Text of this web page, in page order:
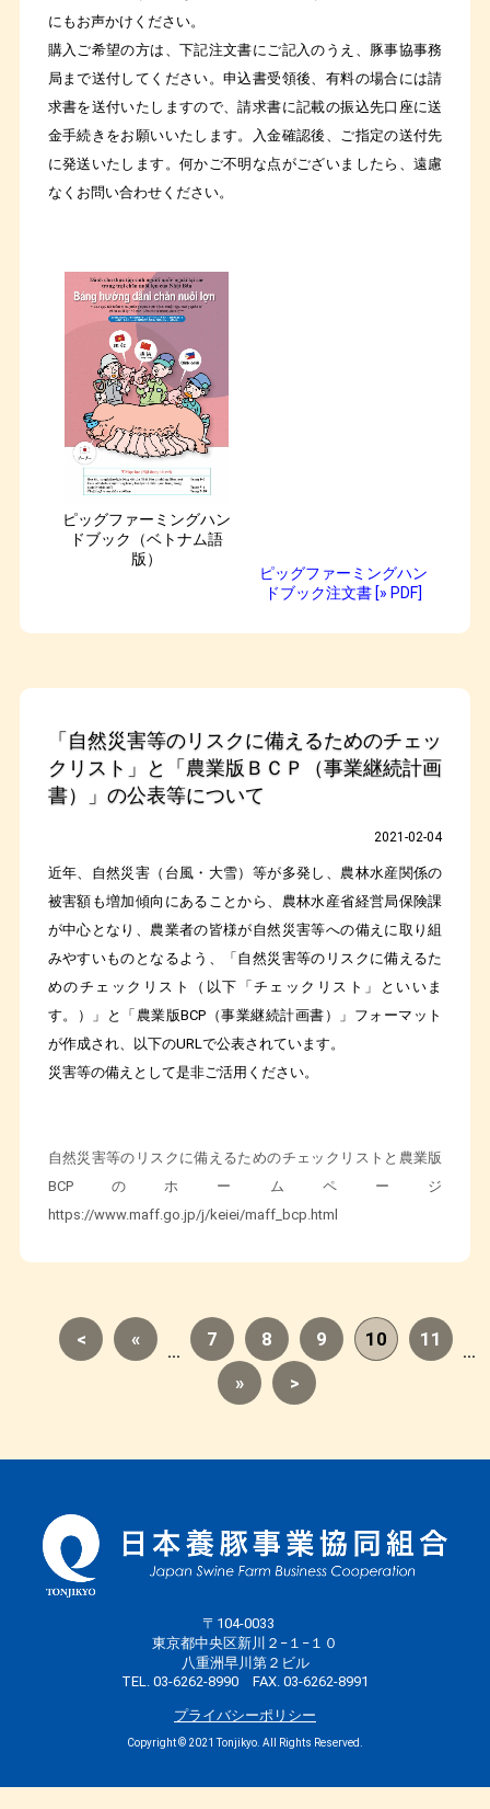
にもお声かけください。
購入ご希望の方は、下記注文書にご記入のうえ、豚事協事務
局まで送付してください。申込書受領後、有料の場合には請
求書を送付いたしますので、請求書に記載の振込先口座に送
金手続きをお願いいたします。入金確認後、ご指定の送付先
に発送いたします。何かご不明な点がございましたら、遠慮
なくお問い合わせください。
ピッグファーミングハン
ドブック（ベトナム語
版）
ピッグファーミングハン
ドブック注文書 [» PDF]
「自然災害等のリスクに備えるためのチェッ
クリスト」と「農業版ＢＣＰ（事業継続計画
書）」の公表等について
2021-02-04
近年、自然災害（台風・大雪）等が多発し、農林水産関係の
被害額も増加傾向にあることから、農林水産省経営局保険課
が中心となり、農業者の皆様が自然災害等への備えに取り組
みやすいものとなるよう、「自然災害等のリスクに備えるた
めのチェックリスト（以下「チェックリスト」といいま
す。）」と「農業版BCP （事業継続計画書）」フォーマット
が作成され、以下のURL で公表されています。
災害等の備えとして是非ご活用ください。
自然災害等のリスクに備えるためのチェックリストと農業版
BCPのホームページ
https://www.maff.go.jp/j/keiei/maff_bcp.html
< «
...
7 8 9 10 11
...
» >
〒104-0033
東京都中央区新川２−１−１０
八重洲早川第２ビル
TEL. 03-6262-8990 FAX. 03-6262-8991
プライバシーポリシー
Copyright © 2021 Tonjikyo. All Rights Reserved.